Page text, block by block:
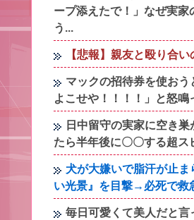
ープ添えたで！」なぜ実
う...
【悲報】親友と殴り合
マックの招待券を使お
よこせや！！！！」と怒
日中留守の実家に空き
たら半年後に〇〇する超
犬が大嫌いで脂汗が止
い光景』を目撃→必死で救
毎日可愛くて美人だと